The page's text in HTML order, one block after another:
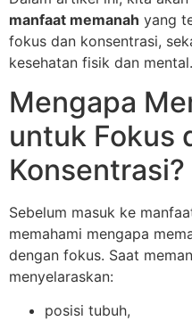
manfaat memanah yang
fokus dan konsentrasi,
kesehatan fisik dan mental.
Mengapa
untuk Fokus
Konsentrasi?
Sebelum masuk ke
memahami mengapa
dengan fokus. Saat
menyelaraskan:
posisi tubuh,